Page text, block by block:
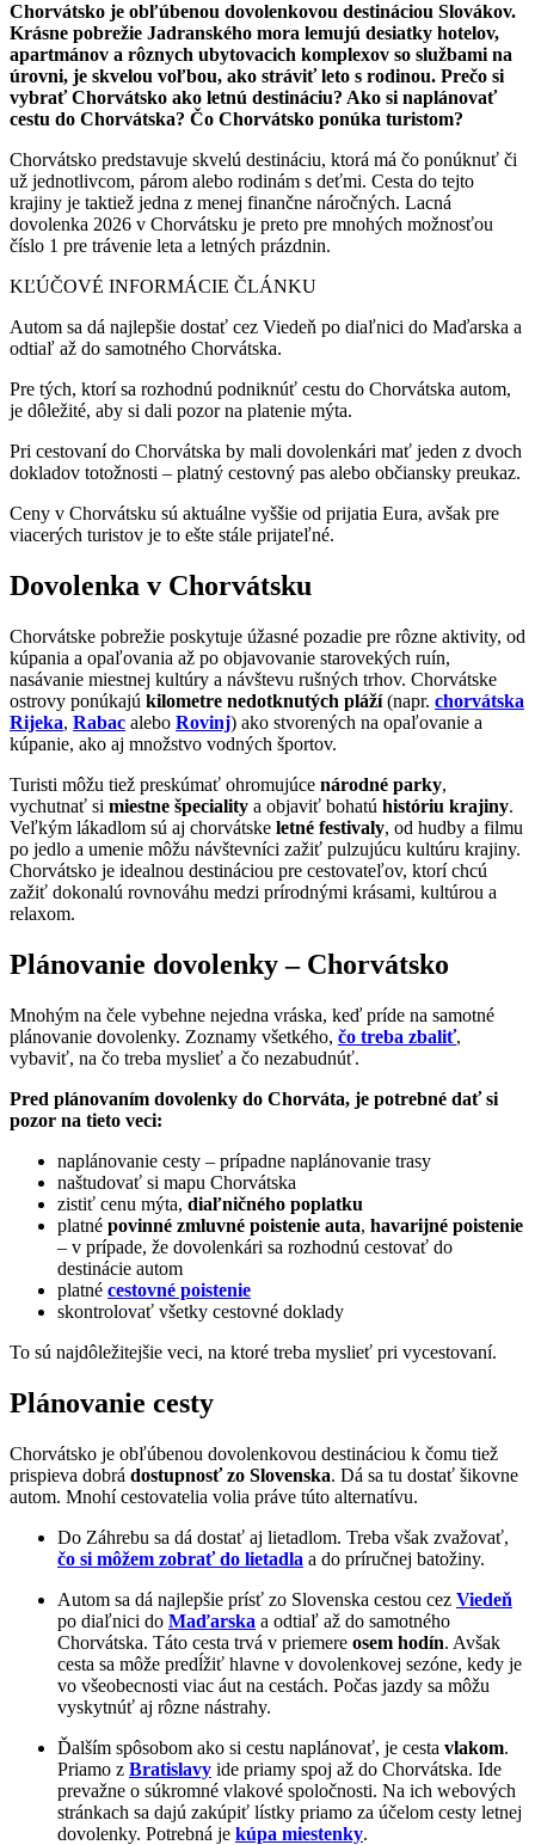
Chorvátsko je obľúbenou dovolenkovou destináciou Slovákov.
Krásne pobrežie Jadranského mora lemujú desiatky hotelov,
apartmánov a rôznych ubytovacich komplexov so službami na
úrovni, je skvelou voľbou, ako stráviť leto s rodinou. Prečo si
vybrať Chorvátsko ako letnú destináciu? Ako si naplánovať
cestu do Chorvátska? Čo Chorvátsko ponúka turistom?
Chorvátsko predstavuje skvelú destináciu, ktorá má čo ponúknuť či
už jednotlivcom, párom alebo rodinám s deťmi. Cesta do tejto
krajiny je taktiež jedna z menej finančne náročných. Lacná
dovolenka 2026 v Chorvátsku je preto pre mnohých možnosťou
číslo 1 pre trávenie leta a letných prázdnin.
KĽÚČOVÉ INFORMÁCIE ČLÁNKU
Autom sa dá najlepšie dostať cez Viedeň po diaľnici do Maďarska a
odtiaľ až do samotného Chorvátska.
Pre tých, ktorí sa rozhodnú podniknúť cestu do Chorvátska autom,
je dôležité, aby si dali pozor na platenie mýta.
Pri cestovaní do Chorvátska by mali dovolenkári mať jeden z dvoch
dokladov totožnosti – platný cestovný pas alebo občiansky preukaz.
Ceny v Chorvátsku sú aktuálne vyššie od prijatia Eura, avšak pre
viacerých turistov je to ešte stále prijateľné.
Dovolenka v Chorvátsku
Chorvátske pobrežie poskytuje úžasné pozadie pre rôzne aktivity, od
kúpania a opaľovania až po objavovanie starovekých ruín,
nasávanie miestnej kultúry a návštevu rušných trhov. Chorvátske
ostrovy ponúkajú kilometre nedotknutých pláží(napr. chorvátska
Rijeka, Rabac alebo Rovinj) ako stvorených na opaľovanie a
kúpanie, ako aj množstvo vodných športov.
Turisti môžu tiež preskúmať ohromujúce národné parky,
vychutnať si miestne špeciality a objaviť bohatú históriu krajiny.
Veľkým lákadlom sú aj chorvátske letné festivaly, od hudby a filmu
po jedlo a umenie môžu návštevníci zažiť pulzujúcu kultúru krajiny.
Chorvátsko je idealnou destináciou pre cestovateľov, ktorí chcú
zažiť dokonalú rovnováhu medzi prírodnými krásami, kultúrou a
relaxom.
Plánovanie dovolenky – Chorvátsko
Mnohým na čele vybehne nejedna vráska, keď príde na samotné
plánovanie dovolenky. Zoznamy všetkého, čo treba zbaliť,
vybaviť, na čo treba myslieť a čo nezabudnúť.
Pred plánovaním dovolenky do Chorváta, je potrebné dať si
pozor na tieto veci:
naplánovanie cesty – prípadne naplánovanie trasy
naštudovať si mapu Chorvátska
zistiť cenu mýta, diaľničného poplatku
platné povinné zmluvné poistenie auta, havarijné poistenie
– v prípade, že dovolenkári sa rozhodnú cestovať do
destinácie autom
platné cestovné poistenie
skontrolovať všetky cestovné doklady
To sú najdôležitejšie veci, na ktoré treba myslieť pri vycestovaní.
Plánovanie cesty
Chorvátsko je obľúbenou dovolenkovou destináciou k čomu tiež
prispieva dobrá dostupnosť zo Slovenska. Dá sa tu dostať šikovne
autom. Mnohí cestovatelia volia práve túto alternatívu.
Do Záhrebu sa dá dostať aj lietadlom. Treba však zvažovať,
čo si môžem zobrať do lietadla a do príručnej batožiny.
Autom sa dá najlepšie prísť zo Slovenska cestou cez Viedeň
po diaľnici do Maďarska a odtiaľ až do samotného
Chorvátska. Táto cesta trvá v priemere osem hodín. Avšak
cesta sa môže predĺžiť hlavne v dovolenkovej sezóne, kedy je
vo všeobecnosti viac áut na cestách. Počas jazdy sa môžu
vyskytnúť aj rôzne nástrahy.
Ďalším spôsobom ako si cestu naplánovať, je cesta vlakom.
Priamo z Bratislavy ide priamy spoj až do Chorvátska. Ide
prevažne o súkromné vlakové spoločnosti. Na ich webových
stránkach sa dajú zakúpiť lístky priamo za účelom cesty letnej
dovolenky. Potrebná je kúpa miestenky.